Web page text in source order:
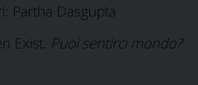
Partha Dasgupta
Exist. Puoi sentirci mondo?